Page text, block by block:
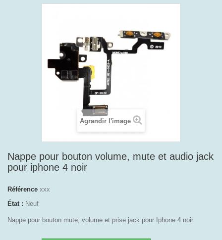
Agrandir l'image
Nappe pour bouton volume, mute et audio jack
pour iphone 4 noir
Référence xxx
État : Neuf
Nappe pour bouton mute, volume et prise jack pour Iphone 4 noir